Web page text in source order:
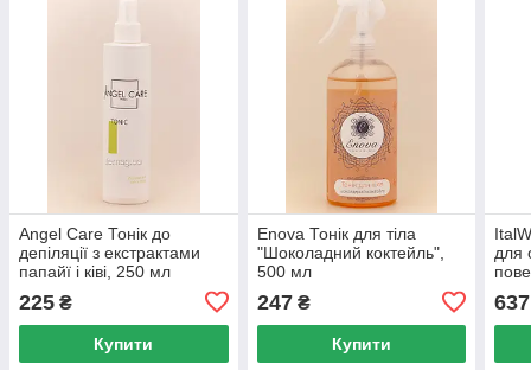
Angel Care Тонік до
депіляції з екстрактами
папайї і ківі, 250 мл
225 ₴
Купити
Enova Тонік для тіла
"Шоколадний коктейль",
500 мл
247₴
Купити
для
637